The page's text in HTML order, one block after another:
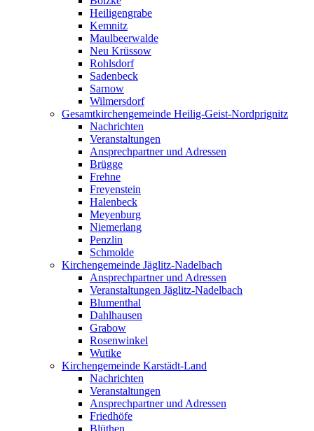
Heiligengrabe
Kemnitz
Maulbeerwalde
Neu Krüssow
Rohlsdorf
Sadenbeck
Sarnow
Wilmersdorf
Gesamtkirchengemeinde Heilig-Geist-Nordprignitz
Nachrichten
Veranstaltungen
Ansprechpartner und Adressen
Brügge
Frehne
Freyenstein
Halenbeck
Meyenburg
Niemerlang
Penzlin
Schmolde
Kirchengemeinde Jäglitz-Nadelbach
Ansprechpartner und Adressen
Veranstaltungen Jäglitz-Nadelbach
Blumenthal
Dahlhausen
Grabow
Rosenwinkel
Wutike
Kirchengemeinde Karstädt-Land
Nachrichten
Veranstaltungen
Ansprechpartner und Adressen
Friedhöfe
Blüthen